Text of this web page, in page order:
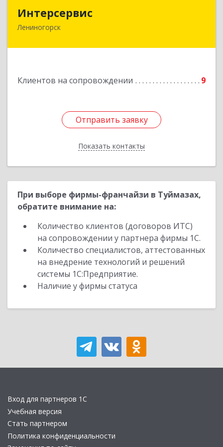
Интерсервис
Лениногорск
Клиентов на сопровождении 9
Отправить заявку
Показать контакты
423250, Татарстан Респ, Лениногорск г,
Отправить заявку
Назад
При выборе фирмы-франчайзи в Туймазах,
обратите внимание на:
Количество клиентов (договоров ИТС)
на сопровождении у партнера фирмы 1С.
Количество специалистов, аттестованных
на внедрение технологий и решений
системы 1С:Предприятие.
Наличие у фирмы статуса
Вход для партнеров 1С
Учебная версия
Стать партнером
Политика конфиденциальности